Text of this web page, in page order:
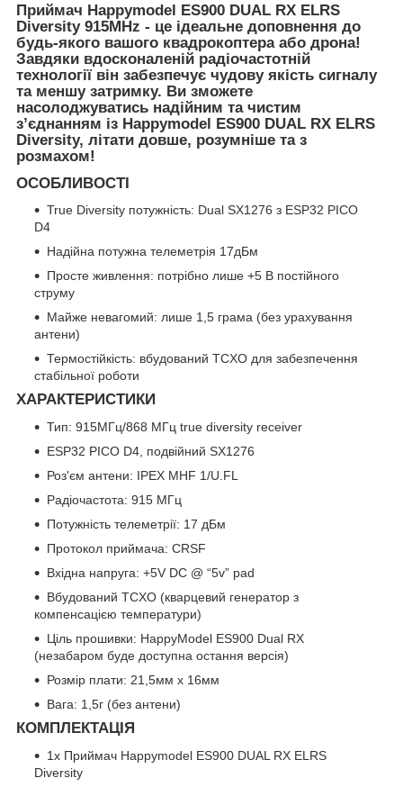
Приймач Happymodel ES900 DUAL RX ELRS
Diversity 915MHz - це ідеальне доповнення до
будь-якого вашого квадрокоптера або дрона!
Завдяки вдосконаленій радіочастотній
технології він забезпечує чудову якість сигналу
та меншу затримку. Ви зможете
насолоджуватись надійним та чистим
з’єднанням із Happymodel ES900 DUAL RX ELRS
Diversity, літати довше, розумніше та з
розмахом!
ОСОБЛИВОСТІ
True Diversity потужність: Dual SX1276 з ESP32 PICO
D4
Надійна потужна телеметрія 17дБм
Просте живлення: потрібно лише +5 В постійного
струму
Майже невагомий: лише 1,5 грама (без урахування
антени)
Термостійкість: вбудований TCXO для забезпечення
стабільної роботи
ХАРАКТЕРИСТИКИ
Тип: 915МГц/868 МГц true diversity receiver
ESP32 PICO D4, подвійний SX1276
Роз'єм антени: IPEX MHF 1/U.FL
Радіочастота: 915 МГц
Потужність телеметрії: 17 дБм
Протокол приймача: CRSF
Вхідна напруга: +5V DC @ “5v” pad
Вбудований TCXO (кварцевий генератор з
компенсацією температури)
Ціль прошивки: HappyModel ES900 Dual RX
(незабаром буде доступна остання версія)
Розмір плати: 21,5мм x 16мм
Вага: 1,5г (без антени)
КОМПЛЕКТАЦІЯ
1x Приймач Happymodel ES900 DUAL RX ELRS
Diversity